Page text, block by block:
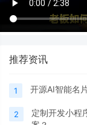
推荐资讯
1 开源AI智能名
2
定制开发小程